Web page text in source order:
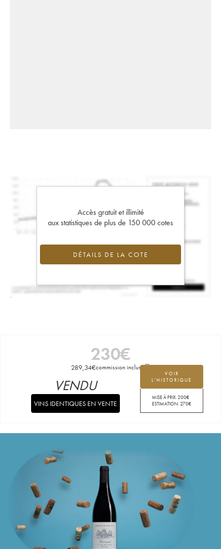
Accès gratuit et illimité
aux statistiques de plus de 150 000 cotes
DÉTAILS DE LA COTE
230€
289,34€commission incluse
VOIR
L'HISTORIQUE
MISE À PRIX:200€
ESTIMATION:270€
VENDU
VINS IDENTIQUES EN VENTE